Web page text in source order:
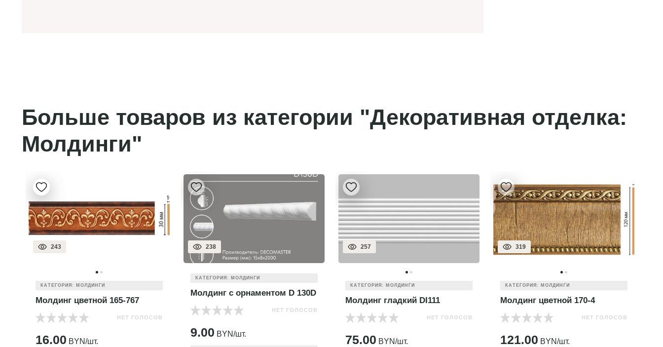
Больше товаров из категории "Декоративная отделка:
Молдинги"
243
КАТЕГОРИЯ: МОЛДИНГИ
Молдинг цветной 165-767
НЕТ ГОЛОСОВ
16.00 BYN/шт.
238
КАТЕГОРИЯ: МОЛДИНГИ
Молдинг с орнаментом D 130D
НЕТ ГОЛОСОВ
9.00 BYN/шт.
257
КАТЕГОРИЯ: МОЛДИНГИ
Молдинг гладкий DI111
НЕТ ГОЛОСОВ
75.00 BYN/шт.
319
КАТЕГОРИЯ: МОЛДИНГИ
Молдинг цветной 170-4
НЕТ ГОЛОСОВ
121.00 BYN/шт.